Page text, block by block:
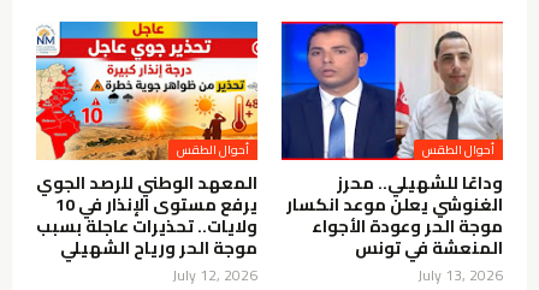
أحوال الطقس
وداعًا للشهيلي.. محرز
الغنوشي يعلن موعد انكسار
موجة الحر وعودة الأجواء
المنعشة في تونس
July 13, 2026
أحوال الطقس
المعهد الوطني للرصد الجوي
يرفع مستوى الإنذار في 10
ولايات.. تحذيرات عاجلة بسبب
موجة الحر ورياح الشهيلي
July 12, 2026